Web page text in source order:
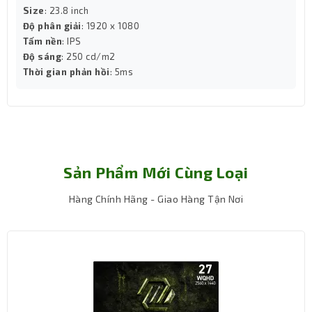
nét.
Size: 23.8 inch
Độ phân giải: 1920 x 1080
Tấm nền: IPS
Độ sáng: 250 cd/m2
Thời gian phản hồi: 5ms
Sản Phẩm Mới Cùng Loại
Hàng Chính Hãng - Giao Hàng Tận Nơi